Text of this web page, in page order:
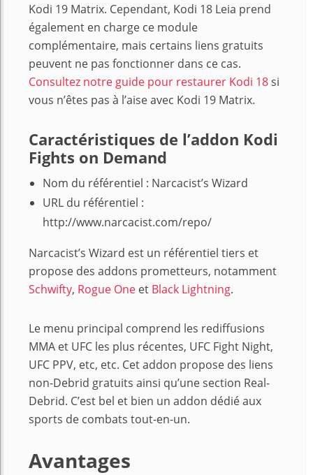
Kodi 19 Matrix. Cependant, Kodi 18 Leia prend
également en charge ce module
complémentaire, mais certains liens gratuits
peuvent ne pas fonctionner dans ce cas.
Consultez notre guide pour restaurer Kodi 18si
vous n’êtes pas à l’aise avec Kodi 19 Matrix.
Caractéristiques de l’addon Kodi
Fights on Demand
Nom du référentiel : Narcacist’s Wizard
URL du référentiel :
http://www.narcacist.com/repo/
Narcacist’s Wizard est un référentiel tiers et
propose des addons prometteurs, notamment
Schwifty, Rogue One et Black Lightning.
Le menu principal comprend les rediffusions
MMA et UFC les plus récentes, UFC Fight Night,
UFC PPV, etc, etc. Cet addon propose des liens
non-Debrid gratuits ainsi qu’une section Real-
Debrid. C’est bel et bien un addon dédié aux
sports de combats tout-en-un.
Avantages